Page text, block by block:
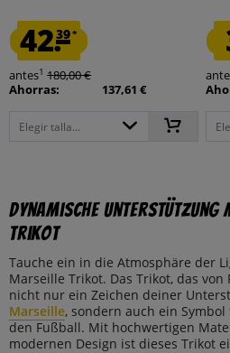
42.39*
antes1 180,00 €
Ahorras:
137,61 €
Elegir talla...
Dynamische Unterstützung
Trikot
Tauche ein in die Atmosphäre der
Marseille Trikot. Das Trikot, das
nicht nur ein Zeichen deiner
Marseille, sondern auch ein
den Fußball. Mit hochwertigen
modernen Design ist dieses Trikot